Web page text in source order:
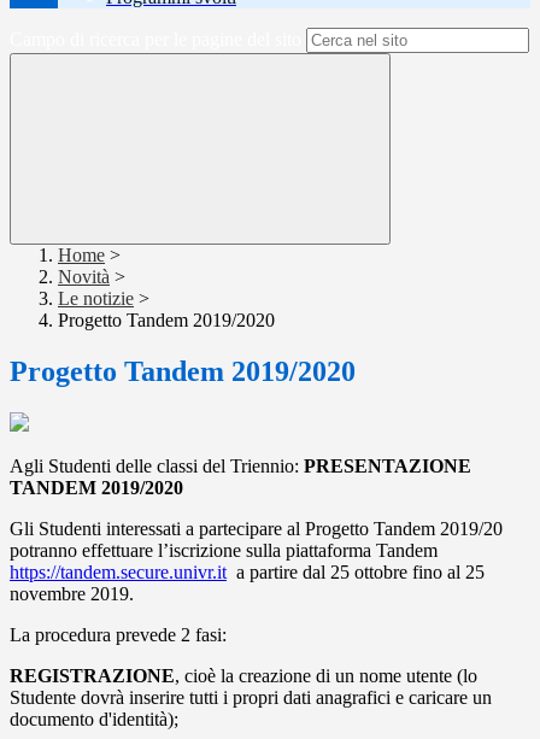
Home >
Novità >
Le notizie >
Progetto Tandem 2019/2020
Progetto Tandem 2019/2020
Agli Studenti delle classi del Triennio: PRESENTAZIONE
TANDEM 2019/2020
Gli Studenti interessati a partecipare al Progetto Tandem 2019/20
potranno effettuare l’iscrizione sulla piattaforma Tandem
https://tandem.secure.univr.it a partire dal 25 ottobre fino al 25
novembre 2019.
La procedura prevede 2 fasi:
REGISTRAZIONE, cioè la creazione di un nome utente (lo
Studente dovrà inserire tutti i propri dati anagrafici e caricare un
documento d'identità);